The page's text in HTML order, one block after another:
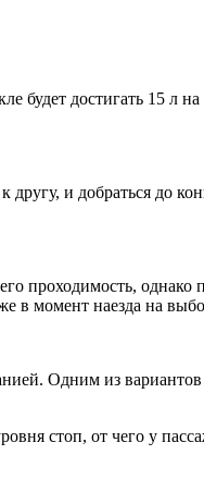
будет достигать 15 л
и добраться до
проходимость, однако
в момент наезда на
Одним из
стоп, от чего у